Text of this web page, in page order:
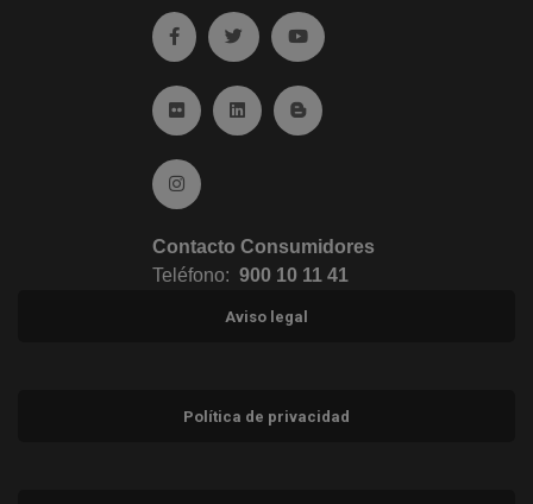
Ir a facebook (abre en ventana nueva)
Ir a twitter (abre en ventana nueva)
Ir a YouTube (abre en
Ir a Flickr (abre en ventana nueva)
Ir a Linkedin (abre en ventana nueva)
Ir al Blog (abre en ventana
Ir a Instagram (abre en ventana nueva)
Contacto Consumidores
Teléfono: 900 10 11 41
Aviso legal
Política de privacidad